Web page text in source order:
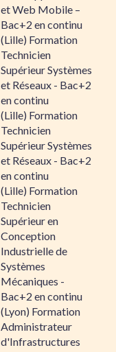
et Web Mobile –
Bac+2 en continu
(Lille) Formation
Technicien
Supérieur Systèmes
et Réseaux - Bac+2
en continu
(Lille) Formation
Technicien
Supérieur Systèmes
et Réseaux - Bac+2
en continu
(Lille) Formation
Technicien
Supérieur en
Conception
Industrielle de
Systèmes
Mécaniques -
Bac+2 en continu
(Lyon) Formation
Administrateur
d'Infrastructures